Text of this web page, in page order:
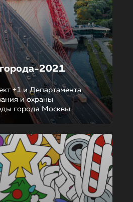
2021
+1 и Департамента
и охраны
города Москвы